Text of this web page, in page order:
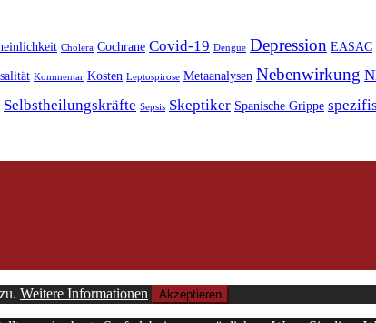
Cholera Cochrane Covid-19 Dengue Depression EASAC
Kommentar Kosten Leptospirose Metaanalysen Nebenwirkung
Selbstheilungskräfte Sepsis Skeptiker Spanische Grippe
Weitere Informationen Akzeptieren